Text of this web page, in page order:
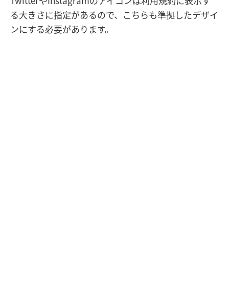
る大きさに指定があるので、こちらも準拠したデザイ
ンにする必要があります。